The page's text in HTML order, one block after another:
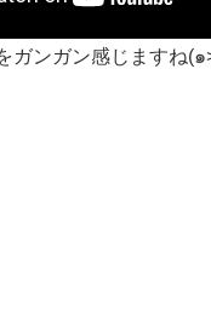
ガンガン感じますね(๑